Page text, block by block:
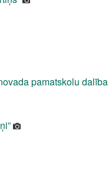
pamatskolu dalība